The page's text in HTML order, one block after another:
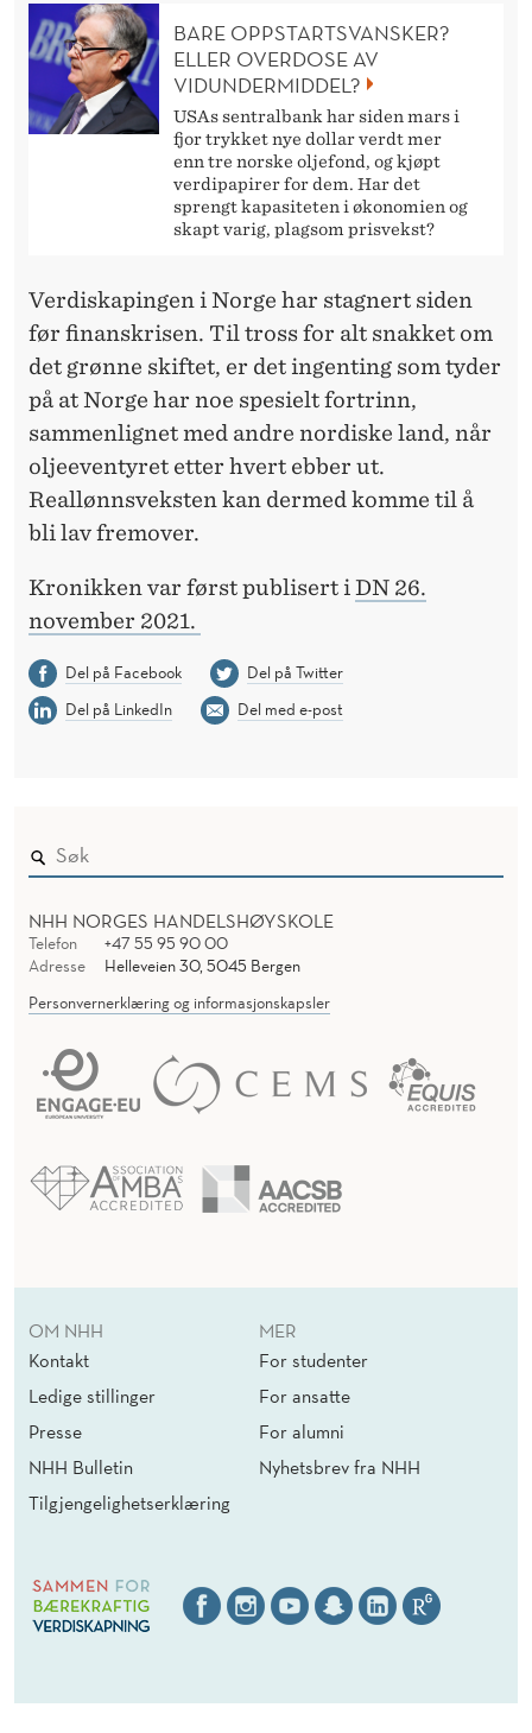
BARE OPPSTARTSVANSKER?
ELLER OVERDOSE AV
VIDUNDERMIDDEL?
USAs sentralbank har siden mars i
fjor trykket nye dollar verdt mer
enn tre norske oljefond, og kjøpt
verdipapirer for dem. Har det
sprengt kapasiteten i økonomien og
skapt varig, plagsom prisvekst?
Verdiskapingen i Norge har stagnert siden
før finanskrisen. Til tross for alt snakket om
det grønne skiftet, er det ingenting som tyder
på at Norge har noe spesielt fortrinn,
sammenlignet med andre nordiske land, når
oljeeventyret etter hvert ebber ut.
Reallønnsveksten kan dermed komme til å
bli lav fremover.
Kronikken var først publisert i DN 26.
november 2021.
Del på Facebook
Del på Twitter
Del på LinkedIn
Del med e-post
NHH NORGES HANDELSHØYSKOLE
Telefon
+47 55 95 90 00
Adresse
Helleveien 30, 5045 Bergen
Personvernerklæring og informasjonskapsler
OM NHH
Kontakt
Ledige stillinger
Presse
NHH Bulletin
Tilgjengelighetserklæring
MER
For studenter
For ansatte
For alumni
Nyhetsbrev fra NHH